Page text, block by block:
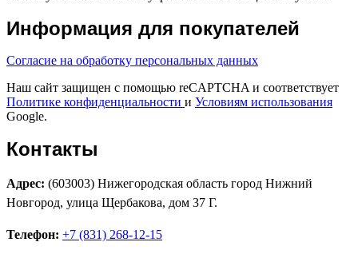
Информация для покупателей
Согласие на обработку персональных данных
Наш сайт защищен с помощью reCAPTCHA и соответствует
Политике конфиденциальности и Условиям использования
Google.
Контакты
Адрес: (603003) Нижегородская область город Нижний
Новгород, улица Щербакова, дом 37 Г.
Телефон: +7 (831) 268-12-15